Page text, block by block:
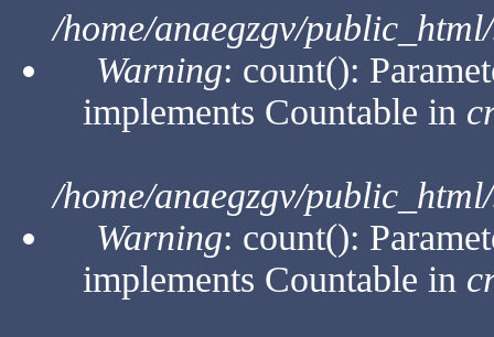
/home/anaegzgv/
Warning: count():
implements Countable in
/home/anaegzgv/
Warning: count():
implements Countable in